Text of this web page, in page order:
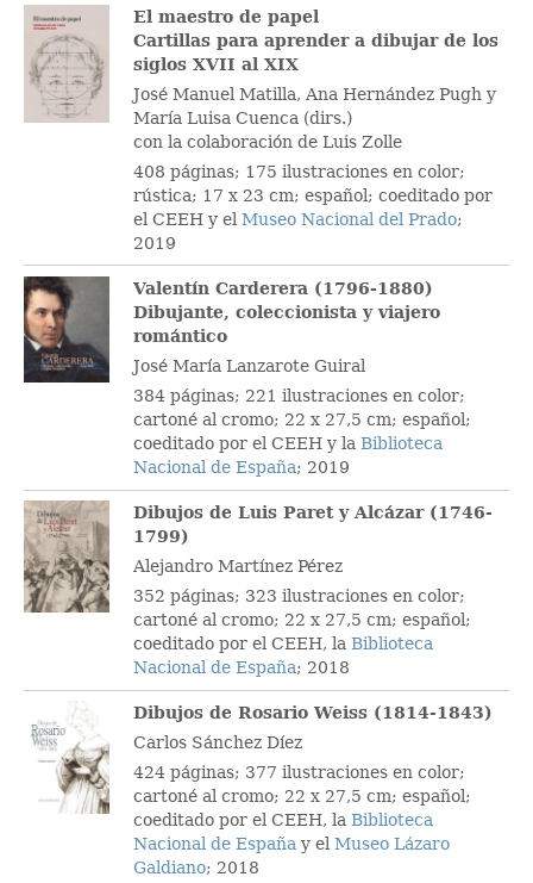
El maestro de papel
Cartillas para aprender a dibujar de los
siglos XVII al XIX
José Manuel Matilla, Ana Hernández Pugh y
María Luisa Cuenca (dirs.)
con la colaboración de Luis Zolle
408 páginas; 175 ilustraciones en color;
rústica; 17 x 23 cm; español; coeditado por
el CEEH y el Museo Nacional del Prado;
2019
Valentín Carderera (1796-1880)
Dibujante, coleccionista y viajero
romántico
José María Lanzarote Guiral
384 páginas; 221 ilustraciones en color;
cartoné al cromo; 22 x 27,5 cm; español;
coeditado por el CEEH y la Biblioteca
Nacional de España; 2019
Dibujos de Luis Paret y Alcázar (1746-
1799)
Alejandro Martínez Pérez
352 páginas; 323 ilustraciones en color;
cartoné al cromo; 22 x 27,5 cm; español;
coeditado por el CEEH, la Biblioteca
Nacional de España; 2018
Dibujos de Rosario Weiss (1814-1843)
Carlos Sánchez Díez
424 páginas; 377 ilustraciones en color;
cartoné al cromo; 22 x 27,5 cm; español;
coeditado por el CEEH, la Biblioteca
Nacional de España y el Museo Lázaro
Galdiano; 2018